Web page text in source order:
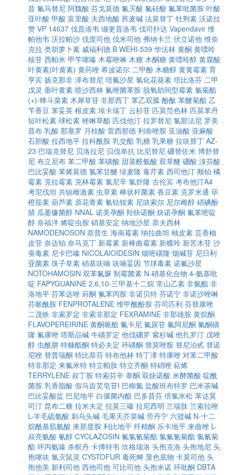
昔 氟马替尼 阿魏酸 芬戈莫德 氟灭酸 氟硅酸 氟苯吡菌胺 叶酸
亚叶酸 甲酸 富里酸 夫西地酸 荞麦碱 法莫替丁 牡荆素 沃诺拉
赞 VP 14637 伐昔洛韦 缬更昔洛韦 伐司扑达 Vapendavir 维
帕他韦 沃拉帕沙 伐度司他 伐米司他 弗纳卡兰 伏立诺他 维奈
克拉 类胡萝卜素 威福利德 B WEHI-539 华法林 黄酮 黄嘌呤
核苷 西帕米 甲苄噻嗪 木霉唑啉 木糖 木酮糖 黄嘌呤醇 黄腐酸
叶黄素(叶黄素) 黄药唑 希波诺尔 二甲酚 木糖醇 黄黄霉素 育
亨宾 扬克那非 泽布替尼 培氟沙星 氯化花葵素 培比洛芬 二甲
戊灵 垂叶黄素 喷沙西林 氟唑菌苯胺 脱氧助间型霉素 氯菊酯
(+)-蜂斗菜素 木犀草苷 非那西丁 苯乙双胍 酚酞 苯醚菊酯 乙
苄香豆 苯妥英 根皮素 埃卡瑞丁 云杉苷 匹莫范色林 匹莫苯丹
短叶松素 球松素 唑啉草酯 匹伐他汀 拉罗替尼 氯那法尼 罗美
昔布 乳酸 那塞罗 月桂酸 雷西那德 利奈唑胺 亚油酸 亚麻酸
石胆酸 拉西地平 拉科酰胺 乳交酯 乳糖 乳果糖 拉呋替丁 AZ-
23 巴瑞克替尼 贝洛拉尼 贝伐单抗 比尼替尼 硼替佐米 博舒替
尼 布立尼布 苯二甲酸 苯磺酸 甜菜醛氨酸 双草醚 硼酸 溴芬酸
巴比妥酸 苯烯莫德 氯苯甘醚 绿麦隆 毒芹素 西司他汀 顺铂 橘
霉素 克拉霉素 克林霉素 氯尼辛 氯舒隆 古伦宾 考布他汀A4
考尼伐坦 共轭雌激素 虫草素 棒状杆菌素 香豆素 克罗米通 荜
橙茄素 葫芦素 原花青素 氰钴铵素 尼呋索尔 尼尔雌醇 硝碘酚
腈 瓜萎镰菌醇 NNAL 诺美孕酮 羟炔诺酮 炔诺孕酮 氟苯嘧啶
醇 奈福泮 烯啶虫胺 硝基安定 纳地沙星 萘夫西林
NAMODENOSON 萘普生 海南霉素 纳拉曲坦 柚皮素 芸香柚
皮苷 奈达铂 奈马克丁 新霉素 新棒曲霉素 新蝶呤 新苦木苷 沙
蚕毒素 尼卡巴嗪 NICOLAIOIDESIN 烟嘧磺隆 烟碱苷 尼日利
亚菌素 珠子草素 硝基呋喃 呋喃妥因 节球毒素 诺氟沙星
NOTOHAMOSIN 双苯氟脲 制霉菌素 N-硝基化合物 4-氨基吡
啶 FAPYGUANINE 2,6,10-三甲基十二烷 常山乙素 非氨酯 非
洛地平 芬苯达唑 葑酮 氟苯丙胺 非诺贝特 芬诺宁 非诺沙唑啉
芬哌酰胺 FENPROTALENE 维甲酰酚胺 芬司匹利 芬替康唑
二茂铁 非索罗定 非索非那定 FEXRAMINE 非那雄胺 黄烷酮
FLAVOPEREIRINE 黄酮哌酯 氟卡尼 氟尿苷 氟阿尼酮 氟酮磺
隆 氟康唑 塔斯品碱 牛磺罗定 他伐硼罗 紫杉碱 他扎罗汀 戊唑
醇 虫酰肼 特糠酯酮 特必夫定 环磺酮 替莫唑胺 替尼泊甙 替诺
尼唑 替普瑞酮 特比萘芬 特布他林 特丁津 特康唑 对苯二甲酸
特非那定 来氟米特 特立帕肽 特立齐酮 特硝唑 萜烯
TERRYLENE 叔丁胺 特索芬辛 睾酮 双炔诺酸 米酵菌酸 啶酰
菌胺 乳香脂酸 假马齿苋皂苷I 巴柳氮 盐酸班布特罗 巴米茶碱
巴比妥酸盐 巴尼地平 白僵菌内酯 巴多昔芬 倍氯米松 苯达莫
司汀 昆布二糖 拉米夫定 拉莫三嗪 拉尼西明 兰瑞肽 兰索拉唑
L-羊毛硫氨酸 刺乌头碱 毛果天芥菜碱 劳丹宁 六驳碱 N-十二
烷酰基肌氨酸 来那度胺 利比地平 纤精酮 乐卡地平 来曲唑 L-
叔亮氨酸 氰醇 CYCLAZOSIN 氟氯氰菊酯 氯氟氰菊酯 氯氰菊
酯 环丙氨嗪 杀螟丹 卡博特韦 坎格瑞洛 头孢克洛 头孢地尼 头
孢噻呋 氯灭鼠灵 CYSTOFUR 毒死蜱 显色底物 卡莫司他 头
孢他美 新利司他 西他司他 可比司他 头孢米诺 环吡酮 DBTA